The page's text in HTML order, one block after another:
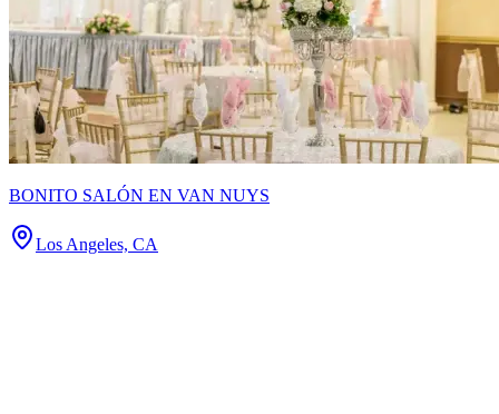
BONITO SALÓN EN VAN NUYS
Los Angeles, CA